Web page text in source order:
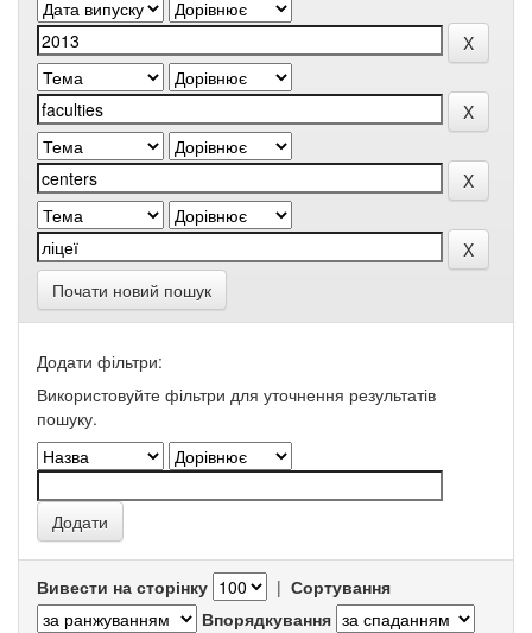
Почати новий пошук
Додати фільтри:
Використовуйте фільтри для уточнення результатів
пошуку.
Вивести на сторінку | Сортування
Впорядкування